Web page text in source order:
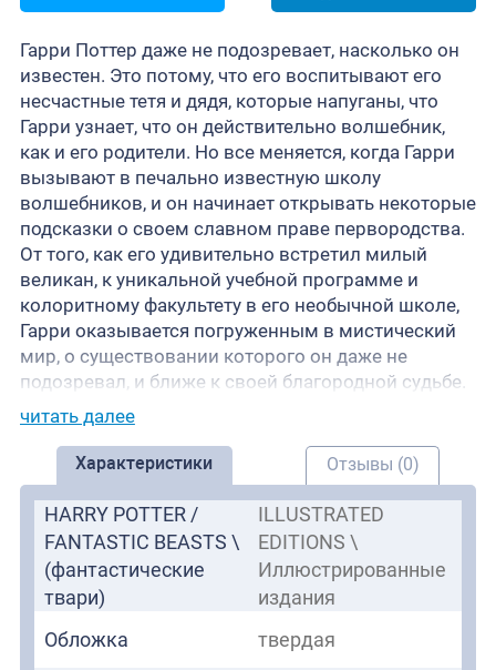
Гарри Поттер даже не подозревает, насколько он
известен. Это потому, что его воспитывают его
несчастные тетя и дядя, которые напуганы, что
Гарри узнает, что он действительно волшебник,
как и его родители. Но все меняется, когда Гарри
вызывают в печально известную школу
волшебников, и он начинает открывать некоторые
подсказки о своем славном праве первородства.
От того, как его удивительно встретил милый
великан, к уникальной учебной программе и
колоритному факультету в его необычной школе,
Гарри оказывается погруженным в мистический
мир, о существовании которого он даже не
подозревал, и ближе к своей благородной судьбе.
читать далее
Характеристики Отзывы (0)
HARRY POTTER /
FANTASTIC BEASTS \
(фантастические
твари)
ILLUSTRATED
EDITIONS \
Иллюстрированные
издания
Обложка
твердая